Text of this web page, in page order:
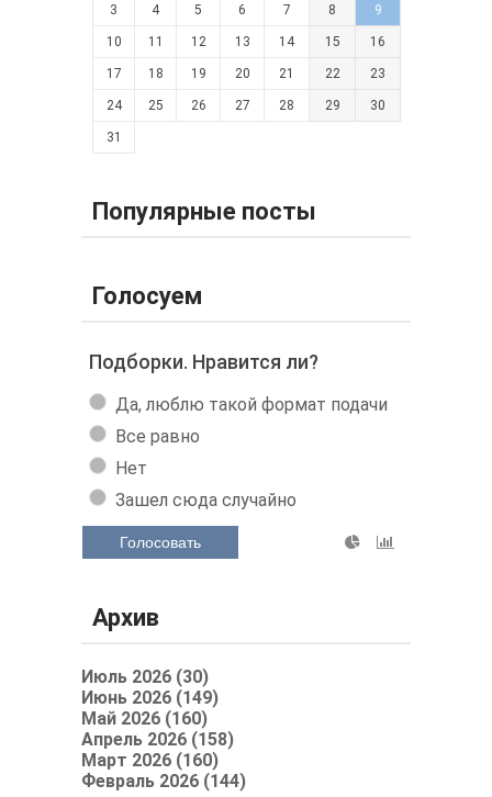
3 4 5 6 7 8 9
10 11 12 13 14 15 16
17 18 19 20 21 22 23
24 25 26 27 28 29 30
31
Популярные посты
Голосуем
Подборки. Нравится ли?
Да, люблю такой формат подачи
Все равно
Нет
Зашел сюда случайно
Голосовать
Архив
Июль 2026 (30)
Июнь 2026 (149)
Май 2026 (160)
Апрель 2026 (158)
Март 2026 (160)
Февраль 2026 (144)